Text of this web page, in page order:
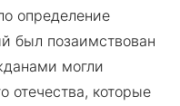
определение
был позаимствован
могли
отечества, которые